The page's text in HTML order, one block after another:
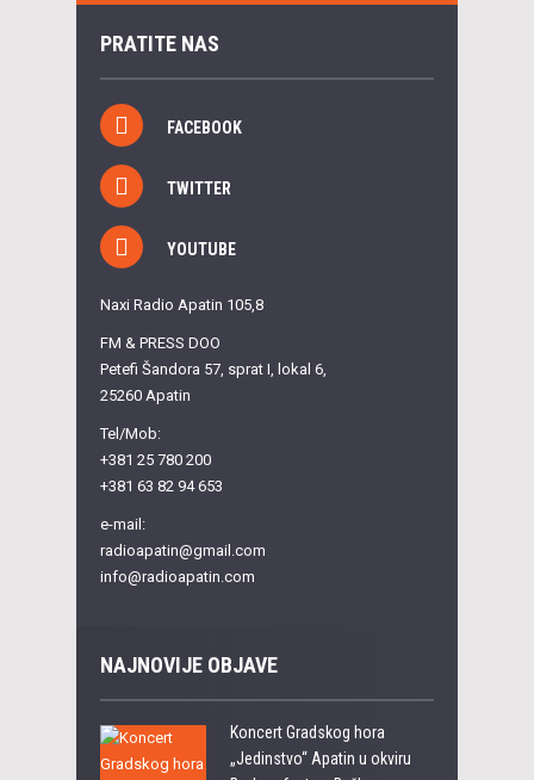
PRATITE NAS
FACEBOOK
TWITTER
YOUTUBE
Naxi Radio Apatin 105,8
FM & PRESS DOO
Petefi Šandora 57, sprat I, lokal 6,
25260 Apatin
Tel/Mob:
+381 25 780 200
+381 63 82 94 653
e-mail:
radioapatin@gmail.com
info@radioapatin.com
NAJNOVIJE OBJAVE
Koncert Gradskog hora
„Jedinstvo“ Apatin u okviru